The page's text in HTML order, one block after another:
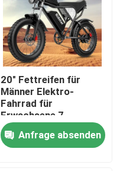
20" Fettreifen für
Männer Elektro-
Fahrrad für
Erwachsene 7
Geschwindigkeitsgetriebe
40-100Km
Anfrage absenden